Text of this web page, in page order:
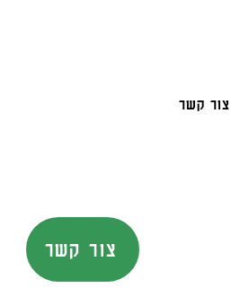
צור קשר
צור קשר